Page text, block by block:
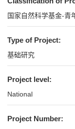
国家自然科学基金-青
Type of Project:
基础研究
Project level:
National
Project Number: